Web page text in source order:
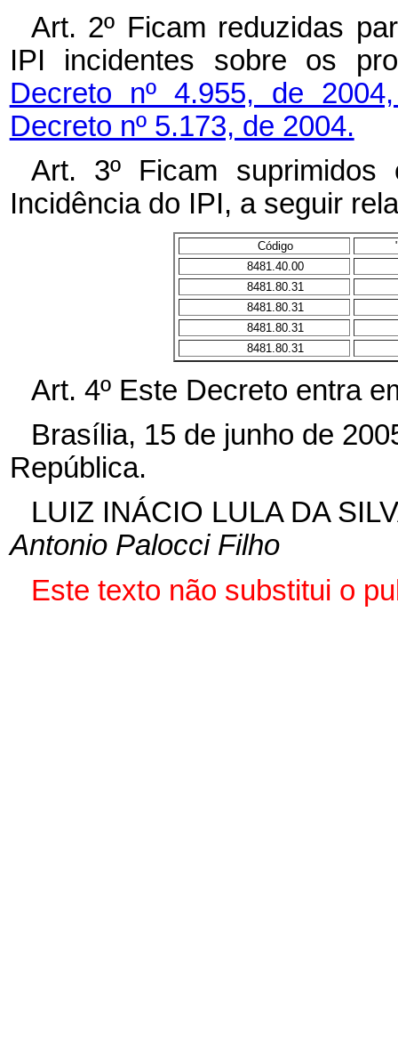
Art. 2º Ficam reduzidas
IPI incidentes sobre os
Decreto nº 4.955, de
Decreto nº 5.173, de 2004.
Art. 3º Ficam
Incidência do IPI, a seguir
Código
8481.40.00
8481.80.31
8481.80.31
8481.80.31
8481.80.31
Art. 4º Este Decreto entra
Brasília, 15 de junho de
República.
LUIZ INÁCIO LULA DA
Antonio Palocci Filho
Este texto não substitui o